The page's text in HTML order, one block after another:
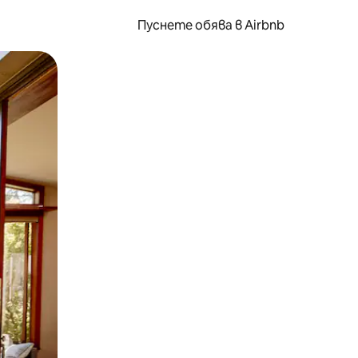
Пуснете обява в Airbnb
или плъзгане.